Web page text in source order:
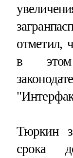
отметил,
в
Тюркин
срока